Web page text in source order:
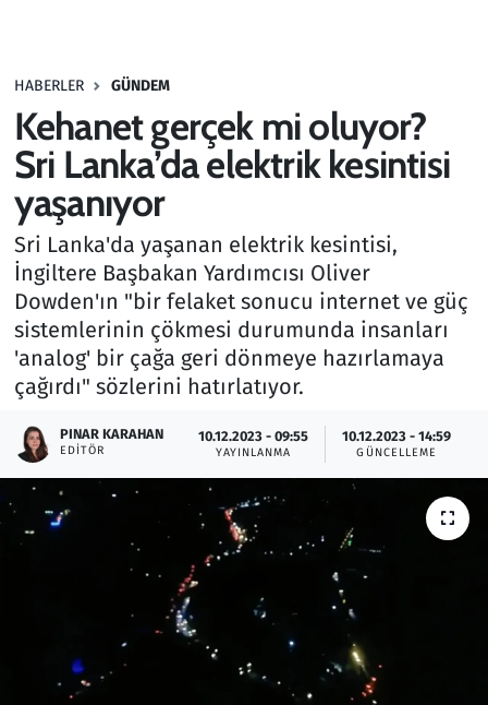
HABERLER GÜNDEM
Kehanet gerçek mi oluyor?
Sri Lanka’da elektrik kesintisi
yaşanıyor
Sri Lanka'da yaşanan elektrik kesintisi,
İngiltere Başbakan Yardımcısı Oliver
Dowden'ın "bir felaket sonucu internet ve güç
sistemlerinin çökmesi durumunda insanları
'analog' bir çağa geri dönmeye hazırlamaya
çağırdı" sözlerini hatırlatıyor.
PINAR KARAHAN
EDITÖR
10.12.2023 - 09:55
YAYINLANMA
10.12.2023 - 14:59
GÜNCELLEME
Haber
Kültür Sanat
Kurumsal Haberler
Lezzet Durağı
Memur ve Kamu
Otomobil
Oyun
Ramazan
Resmi İlanlar
Rüya Tabirleri